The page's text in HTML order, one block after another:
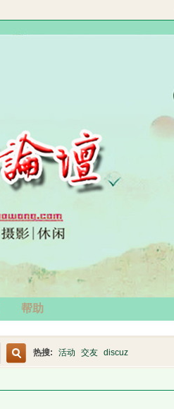
帮助
热搜: 活动 交友 discuz